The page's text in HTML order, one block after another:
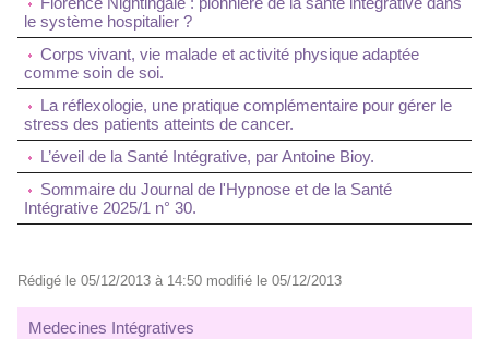
le système hospitalier ?
Corps vivant, vie malade et activité physique adaptée
comme soin de soi.
La réflexologie, une pratique complémentaire pour gérer le
stress des patients atteints de cancer.
L’éveil de la Santé Intégrative, par Antoine Bioy.
Sommaire du Journal de l'Hypnose et de la Santé
Intégrative 2025/1 n° 30.
Rédigé le 05/12/2013 à 14:50 modifié le 05/12/2013
Medecines Intégratives